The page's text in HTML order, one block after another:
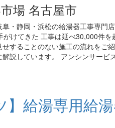
場 名古屋市
・静岡・浜松の給湯器工事専門
けてきた 工事は延べ30,000件
することのない施工の流れをご
説しています。 アンシンサー
給湯専用給